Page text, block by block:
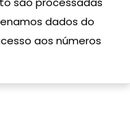
dados do
aos números